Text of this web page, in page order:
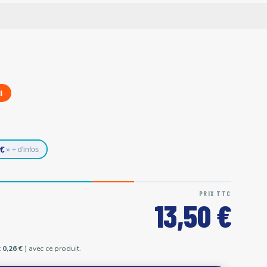
» + d'infos
PRIX TTC
13,50 €
0,26 € ) avec ce produit.